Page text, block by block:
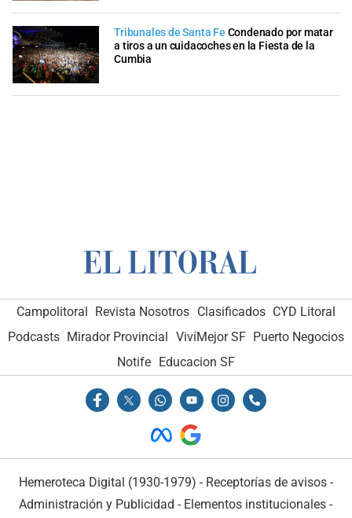
Tribunales de Santa Fe Condenado por matar
a tiros a un cuidacoches en la Fiesta de la
Cumbia
Campolitoral Revista Nosotros Clasificados CYD Litoral
Podcasts Mirador Provincial VivíMejor SF Puerto Negocios
Notife Educacion SF
Hemeroteca Digital (1930-1979) - Receptorías de avisos -
Administración y Publicidad - Elementos institucionales -